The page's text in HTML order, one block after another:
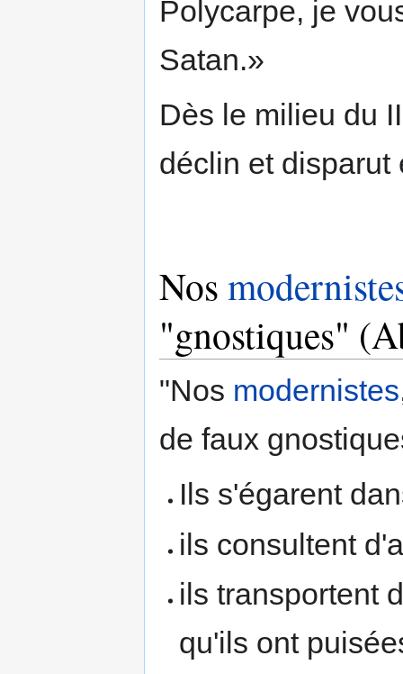
Polycarpe, je
Satan.»
Dès le milieu du
déclin et disparut
Nos
"gnostiques"
"Nos modernistes
de faux
Ils s'égarent
ils consultent
ils transportent
qu'ils ont